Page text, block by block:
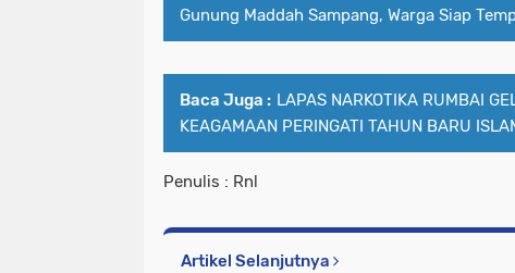
Gunung Maddah Sampang, Warga Siap
Baca Juga : LAPAS NARKOTIKA RUMBAI
KEAGAMAAN PERINGATI TAHUN BARU
Penulis : Rnl
Artikel Selanjutnya